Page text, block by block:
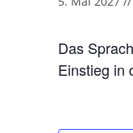
Das
Einstieg in